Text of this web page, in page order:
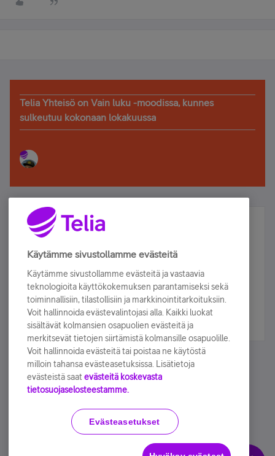
Telia Yhteisö on Vain luku -moodissa, kunnes
sulkeutuu kokonaan lokakuussa
Älä jää paitsi – osallistu ja voita!
Tilaa Telian uutiskirje ja olet mukana arvonnassa.
sähköpostiisi.
Tilaa nyt
Käyttöehdot Accessibility statement
Käytämme sivustollamme evästeitä
Käytämme sivustollamme evästeitä ja vastaavia
teknologioita käyttökokemuksen parantamiseksi sekä
toiminnallisiin, tilastollisiin ja markkinointitarkoituksiin.
Voit hallinnoida evästevalintojasi alla. Kaikki luokat
sisältävät kolmansien osapuolien evästeitä ja
merkitsevät tietojen siirtämistä kolmansille osapuolille.
Voit hallinnoida evästeitä tai poistaa ne käytöstä
milloin tahansa evästeasetuksissa. Lisätietoja
evästeistä saat evästeitä koskevasta
tietosuojaselosteestamme.
Evästeasetukset